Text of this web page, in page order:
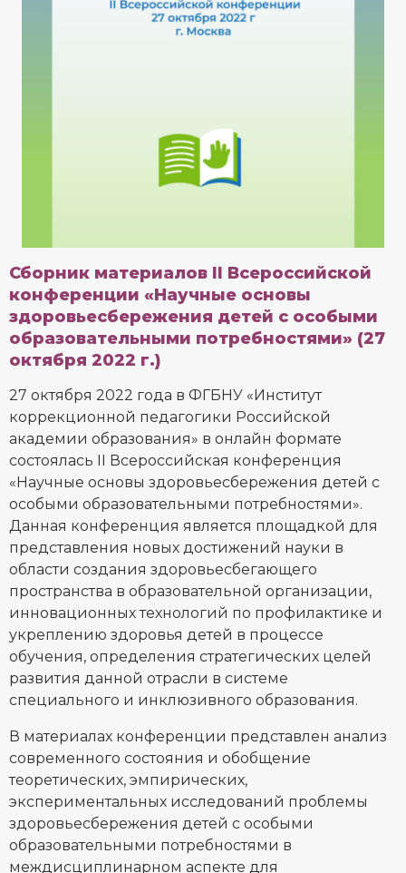
Сборник материалов II Всероссийской
конференции «Научные основы
здоровьесбережения детей с особыми
образовательными потребностями» (27
октября 2022 г.)
27 октября 2022 года в ФГБНУ «Институт
коррекционной педагогики Российской
академии образования» в онлайн формате
состоялась II Всероссийская конференция
«Научные основы здоровьесбережения детей с
особыми образовательными потребностями».
Данная конференция является площадкой для
представления новых достижений науки в
области создания здоровьесбегающего
пространства в образовательной организации,
инновационных технологий по профилактике и
укреплению здоровья детей в процессе
обучения, определения стратегических целей
развития данной отрасли в системе
специального и инклюзивного образования.
В материалах конференции представлен анализ
современного состояния и обобщение
теоретических, эмпирических,
экспериментальных исследований проблемы
здоровьесбережения детей с особыми
образовательными потребностями в
междисциплинарном аспекте для